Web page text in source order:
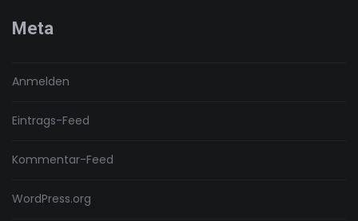
Meta
Anmelden
Eintrags-Feed
Kommentar-Feed
WordPress.org